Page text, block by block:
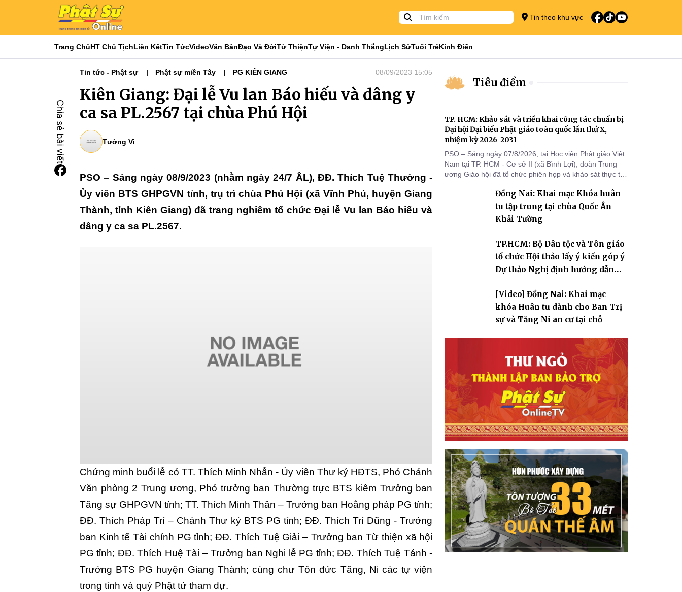
Tin theo khu vực
Trang ChủHT Chủ TịchLiên KếtTin TứcVideoVăn BảnĐạo Và ĐờiTừ ThiệnTự Viện - Danh ThắngLịch SửTuổi TrẻKinh Điển
Tin tức - Phật sự Phật sự miền Tây PG KIÊN GIANG 08/09/2023 15:05
Kiên Giang: Đại lễ Vu lan Báo hiếu và dâng y
ca sa PL.2567 tại chùa Phú Hội
Tường Vi
PSO – Sáng ngày 08/9/2023 (nhằm ngày 24/7 ÂL), ĐĐ. Thích Tuệ Thường -
Ủy viên BTS GHPGVN tỉnh, trụ trì chùa Phú Hội (xã Vĩnh Phú, huyện Giang
Thành, tỉnh Kiên Giang) đã trang nghiêm tổ chức Đại lễ Vu lan Báo hiếu và
dâng y ca sa PL.2567.
Chứng minh buổi lễ có TT. Thích Minh Nhẫn - Ủy viên Thư ký HĐTS, Phó Chánh
Văn phòng 2 Trung ương, Phó trưởng ban Thường trực BTS kiêm Trưởng ban
Tăng sự GHPGVN tỉnh; TT. Thích Minh Thân – Trưởng ban Hoằng pháp PG tỉnh;
ĐĐ. Thích Pháp Trí – Chánh Thư ký BTS PG tỉnh; ĐĐ. Thích Trí Dũng - Trưởng
ban Kinh tế Tài chính PG tỉnh; ĐĐ. Thích Tuệ Giải – Trưởng ban Từ thiện xã hội
PG tỉnh; ĐĐ. Thích Huệ Tài – Trưởng ban Nghi lễ PG tỉnh; ĐĐ. Thích Tuệ Tánh -
Trưởng BTS PG huyện Giang Thành; cùng chư Tôn đức Tăng, Ni các tự viện
trong tỉnh và quý Phật tử tham dự.
Tiêu điểm
TP. HCM: Khảo sát và triển khai công tác chuẩn bị
Đại hội Đại biểu Phật giáo toàn quốc lần thứ X,
nhiệm kỳ 2026-2031
PSO – Sáng ngày 07/8/2026, tại Học viện Phật giáo Việt
Nam tại TP. HCM - Cơ sở II (xã Bình Lợi), đoàn Trung
ương Giáo hội đã tổ chức phiên họp và khảo sát thực tế
giáo toàn quốc lần thứ X, nhiệm kỳ 2026-2031.
Đồng Nai: Khai mạc Khóa huân
tu tập trung tại chùa Quốc Ân
Khải Tường
TP.HCM: Bộ Dân tộc và Tôn giáo
tổ chức Hội thảo lấy ý kiến góp ý
Dự thảo Nghị định hướng dẫn
giáo
[Video] Đồng Nai: Khai mạc
khóa Huân tu dành cho Ban Trị
sự và Tăng Ni an cư tại chỗ